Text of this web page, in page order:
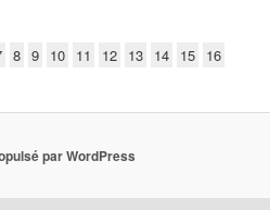
8 9 10 11 12 13 14 15 16
par WordPress